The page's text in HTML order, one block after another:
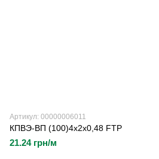
Артикул: 00000006011
КПВЭ-ВП (100)4х2х0,48 FTP
21.24 грн/м